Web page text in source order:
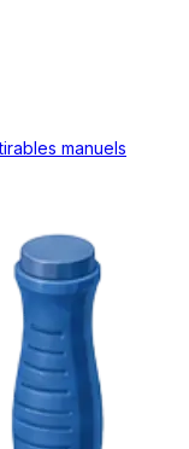
manuels